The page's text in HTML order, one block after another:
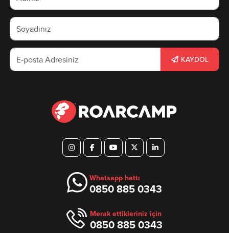
KAYDOL
Whatsapp hattı
0850 885 0343
Merak ettikleriniz için
0850 885 0343